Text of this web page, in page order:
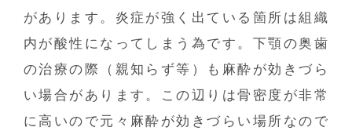
があります。炎症が強く出ている箇所は組織
内が酸性になってしまう為です。下顎の奥歯
の治療の際（親知らず等）も麻酔が効きづら
い場合があります。この辺りは骨密度が非常
に高いので元々麻酔が効きづらい場所なので